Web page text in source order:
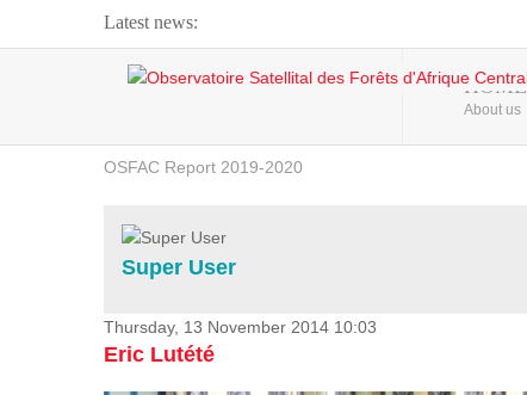
Latest news:
Webinar about Large Scale Monitoring and Land ...
OSFAC Video - Addressing climate change from the ...
OSFAC Report 2019-2020
Flooding and Erosion in Kinshasa - Open Cities ...
HOME
About us
Super User
Thursday, 13 November 2014 10:03
Eric Lutété